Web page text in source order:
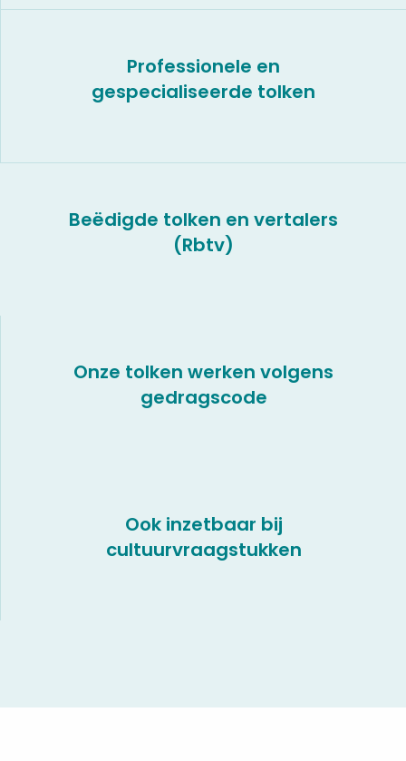
Professionele en
gespecialiseerde tolken
Beëdigde tolken en vertalers
(Rbtv)
Onze tolken werken volgens
gedragscode
Ook inzetbaar bij
cultuurvraagstukken